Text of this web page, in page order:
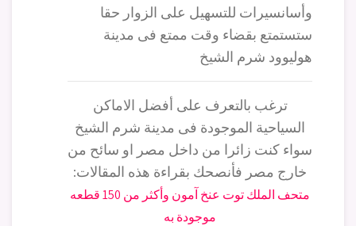
وأسانسيرات للتسهيل على الزوار حقا
ستستمتع بقضاء وقت ممتع فى مدينة
هوليوود شرم الشيخ
ترغب بالتعرف على أفضل الاماكن
السياحية الموجودة فى مدينة شرم الشيخ
سواء كنت زائرا من داخل مصر او سائح من
خارج مصر فأنصحك بقراءة هذه المقالات:
متحف الملك توت عنخ آمون وأكثر من 150 قطعه
موجودة به